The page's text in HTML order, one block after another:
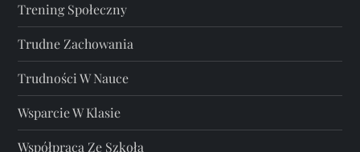
Trening Społeczny
Trudne Zachowania
Trudności W Nauce
Wsparcie W Klasie
Współpraca Ze Szkołą